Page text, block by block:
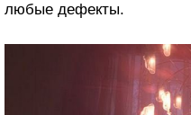
любые дефекты.